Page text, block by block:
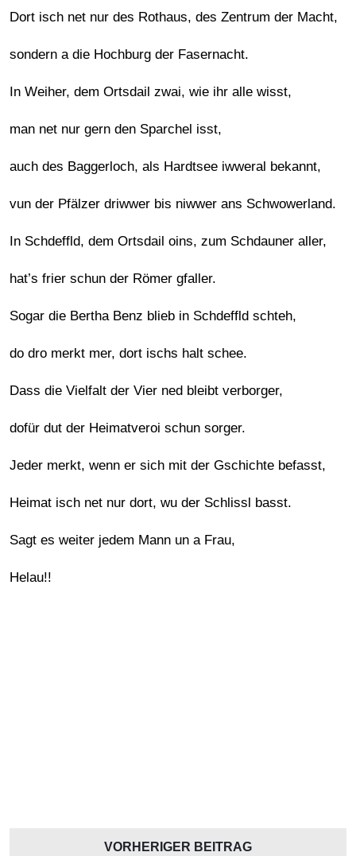
Dort isch net nur des Rothaus, des Zentrum der Macht,
sondern a die Hochburg der Fasernacht.
In Weiher, dem Ortsdail zwai, wie ihr alle wisst,
man net nur gern den Sparchel isst,
auch des Baggerloch, als Hardtsee iwweral bekannt,
vun der Pfälzer driwwer bis niwwer ans Schwowerland.
In Schdeffld, dem Ortsdail oins, zum Schdauner aller,
hat’s frier schun der Römer gfaller.
Sogar die Bertha Benz blieb in Schdeffld schteh,
do dro merkt mer, dort ischs halt schee.
Dass die Vielfalt der Vier ned bleibt verborger,
dofür dut der Heimatveroi schun sorger.
Jeder merkt, wenn er sich mit der Gschichte befasst,
Heimat isch net nur dort, wu der Schlissl basst.
Sagt es weiter jedem Mann un a Frau,
Helau!!
VORHERIGER BEITRAG